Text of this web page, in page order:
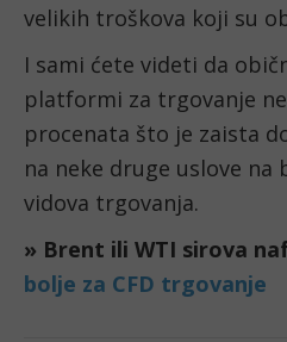
velikih troškova koji su
I sami ćete videti da
platformi za trgovanje
procenata što je zaista
na neke druge uslove
vidova trgovanja.
» Brent ili WTI sirova
bolje za CFD trgovanje